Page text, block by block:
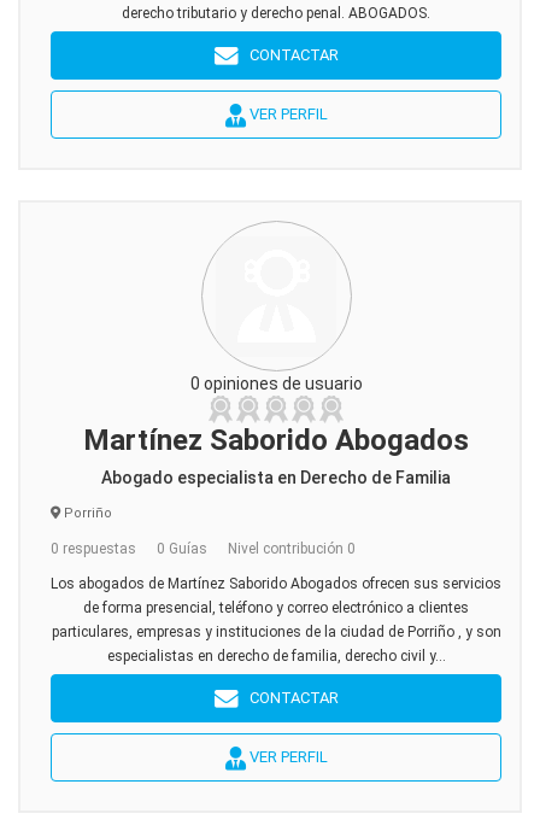
derecho tributario y derecho penal. ABOGADOS.
CONTACTAR
VER PERFIL
0 opiniones de usuario
Martínez Saborido Abogados
Abogado especialista en Derecho de Familia
Porriño
0 respuestas 0 Guías Nivel contribución 0
Los abogados de Martínez Saborido Abogados ofrecen sus servicios
de forma presencial, teléfono y correo electrónico a clientes
particulares, empresas y instituciones de la ciudad de Porriño , y son
especialistas en derecho de familia, derecho civil y...
CONTACTAR
VER PERFIL